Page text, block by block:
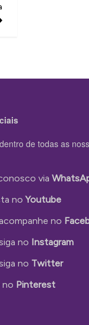
de todas as
via
noYoutube
no
no Instagram
no Twitter
no Pinterest